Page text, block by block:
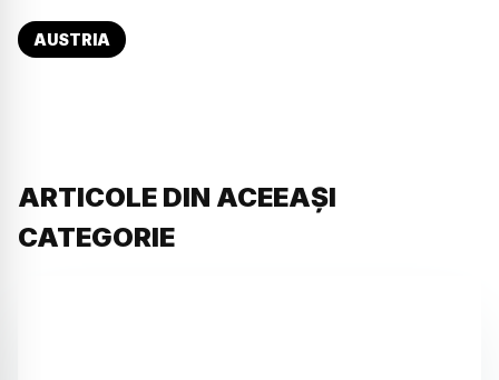
AUSTRIA
ARTICOLE DIN ACEEAȘI
CATEGORIE